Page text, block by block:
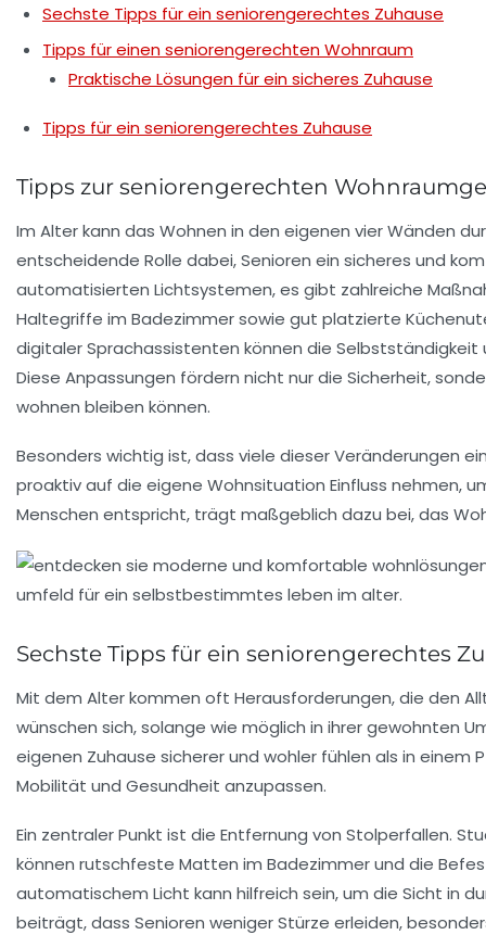
Sechste Tipps für ein seniorengerechtes Zuhause
Tipps für einen seniorengerechten Wohnraum
Praktische Lösungen für ein sicheres Zuhause
Tipps für ein seniorengerechtes Zuhause
Tipps zur seniorengerechten
Im Alter kann das Wohnen in den eigenen vier Wänden
entscheidende Rolle dabei, Senioren ein sicheres und
automatisierten Lichtsystemen, es gibt zahlreiche
Haltegriffe im Badezimmer sowie gut platzierte
digitaler Sprachassistenten können die
Diese Anpassungen fördern nicht nur die Sicherheit,
wohnen bleiben können.
Besonders wichtig ist, dass viele dieser Veränderungen
proaktiv auf die eigene Wohnsituation Einfluss nehmen,
Menschen entspricht, trägt maßgeblich dazu bei, das
Sechste Tipps für ein seniorengerechtes
Mit dem Alterkommen oft Herausforderungen, die den
wünschen sich, solange wie möglich in ihrer gewohnten
eigenen Zuhause sicherer und wohler fühlen als in
Mobilität und Gesundheit anzupassen.
Ein zentraler Punkt ist die Entfernung von Stolperfallen.
können rutschfeste Matten im Badezimmer und die
automatischem Licht kann hilfreich sein, um die Sicht in
beiträgt, dass Senioren weniger Stürze erleiden,